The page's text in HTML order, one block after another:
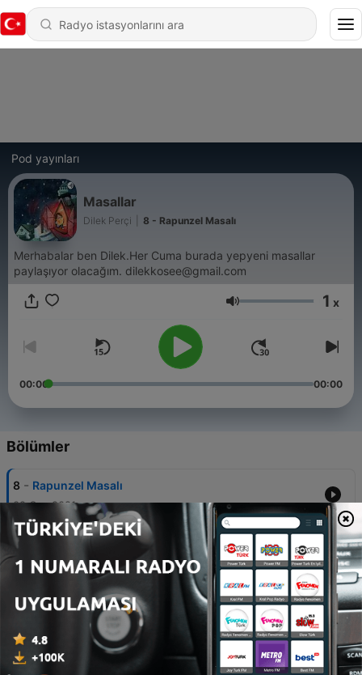
Pod yayınları
Masallar
Dilek Perçi 8 - Rapunzel Masalı
Merhabalar ben Dilek.Her Cuma burada yepyeni masallar
paylaşıyor olacağım. dilekkosee@gmail.com
Ses 1 x
00:00 00:00
Bölümler
8 - Rapunzel Masalı
02 Oca 2021
7 - Yalancı Çoban Masalı
Keloğlan Masalı
11 Ara 2020
5 - Kurbağa Prens Masalı
11 Ara 2020